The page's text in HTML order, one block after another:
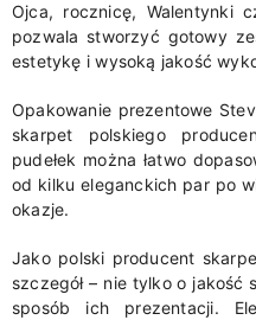
Ojca, rocznicę, Walentynki
pozwala stworzyć gotowy
estetykę i wysoką jakość
Opakowanie prezentowe
skarpet polskiego
pudełek można łatwo
od kilku eleganckich par po
okazje.
Jako polski producent
szczegół – nie tylko o jakość
sposób ich prezentacji.